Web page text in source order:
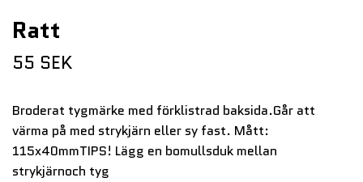
Ratt
55 SEK
Broderat tygmärke med förklistrad baksida.Går att
värma på med strykjärn eller sy fast. Mått:
115x40mmTIPS! Lägg en bomullsduk mellan
strykjärnoch tyg